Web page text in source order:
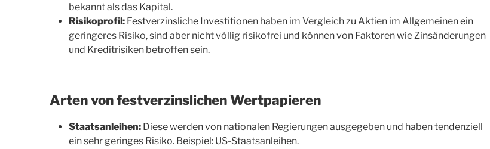
bekannt als das Kapital.
Risikoprofil: Festverzinsliche Investitionen haben im Vergleich zu Aktien im Allgemeinen ein
geringeres Risiko, sind aber nicht völlig risikofrei und können von Faktoren wie Zinsänderungen
und Kreditrisiken betroffen sein.
Arten von festverzinslichen Wertpapieren
Staatsanleihen: Diese werden von nationalen Regierungen ausgegeben und haben tendenziell
ein sehr geringes Risiko. Beispiel: US-Staatsanleihen.